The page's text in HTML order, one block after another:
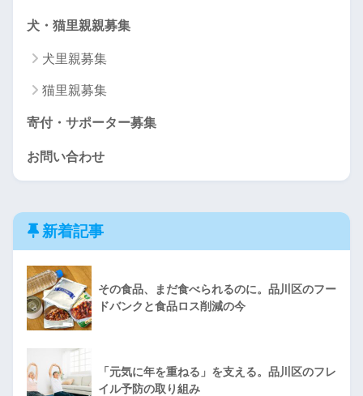
犬・猫里親親募集
犬里親募集
猫里親募集
寄付・サポーター募集
お問い合わせ
新着記事
その食品、まだ食べられるのに。品川区のフー
ドバンクと食品ロス削減の今
「元気に年を重ねる」を支える。品川区のフレ
イル予防の取り組み